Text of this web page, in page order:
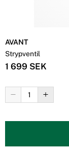
AVANT
Strypventil
1 699 SEK